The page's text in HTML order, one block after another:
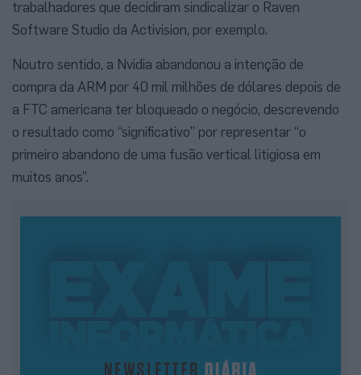
trabalhadores que decidiram sindicalizar o Raven
Software Studio da Activision, por exemplo.
Noutro sentido, a Nvidia abandonou a intenção de
compra da ARM por 40 mil milhões de dólares depois de
a FTC americana ter bloqueado o negócio, descrevendo
o resultado como “significativo” por representar “o
primeiro abandono de uma fusão vertical litigiosa em
muitos anos”.